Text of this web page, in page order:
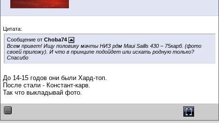
Цитата:
Сообщение от Choba74
Всем привет! Ищу половику мачты НИЗ рдм Maui Saills 430 – 75карб. (фото
своей приложу). И что в принципе подойдет или искать родную только?
Спасибо
До 14-15 годов они были Хард-топ.
После стали - Констант-карв.
Так что выкладывай фото.